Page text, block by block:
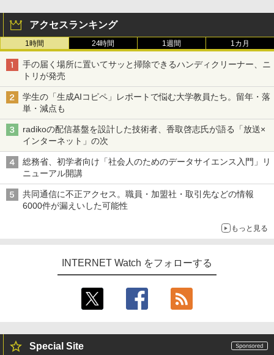
アクセスランキング
1時間 24時間 1週間 1カ月
手の届く場所に置いてサッと掃除できるハンディクリーナー、ニ
トリが発売
学生の「生成AIコピペ」レポートで悩む大学教員たち。留年・落
単・減点も
radikoの配信基盤を設計した技術者、香取啓志氏が語る「放送×
インターネット」の次
総務省、初学者向け「社会人のためのデータサイエンス入門」リ
ニューアル開講
共同通信に不正アクセス。職員・加盟社・取引先などの情報
6000件が漏えいした可能性
もっと見る
INTERNET Watch をフォローする
Special Site